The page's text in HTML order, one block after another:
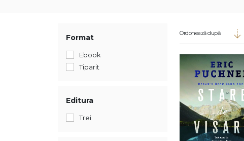
Format
Ebook
Tiparit
Editura
Trei
Ordonează după: